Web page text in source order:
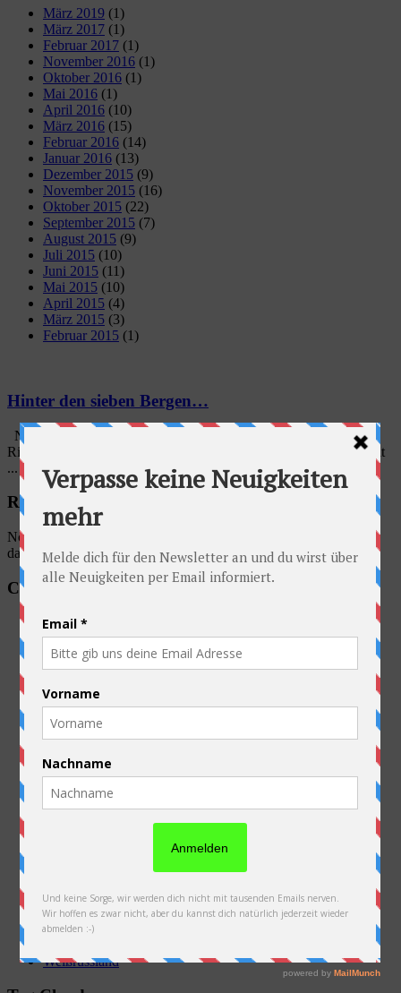
März 2019 (1)
März 2017 (1)
Februar 2017 (1)
November 2016 (1)
Oktober 2016 (1)
Mai 2016 (1)
April 2016 (10)
März 2016 (15)
Februar 2016 (14)
Januar 2016 (13)
Dezember 2015 (9)
November 2015 (16)
Oktober 2015 (22)
September 2015 (7)
August 2015 (9)
Juli 2015 (10)
Juni 2015 (11)
Mai 2015 (10)
April 2015 (4)
März 2015 (3)
Februar 2015 (1)
Hinter den sieben Bergen…
Nach einem Erholungstag wollten wir uns wieder auf den Weg
Richtung Süden machen. Schon um 7 Uhr gab es Frühstück, damit
...
Radschlag auf Facebook
No account found, Please enter the account ID available in the
dashboard
Categories
Allgemein
Ausrüstung
Australien
Belgien
China
Deutschland
Frankreich
Kasachstan
Laos
Neuseeland
Slowakei
Thailand
Ukraine
Weißrussland